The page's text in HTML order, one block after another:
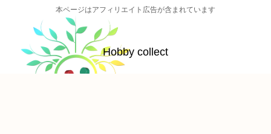
本ページはアフィリエイト広告が含まれています
Hobby collect